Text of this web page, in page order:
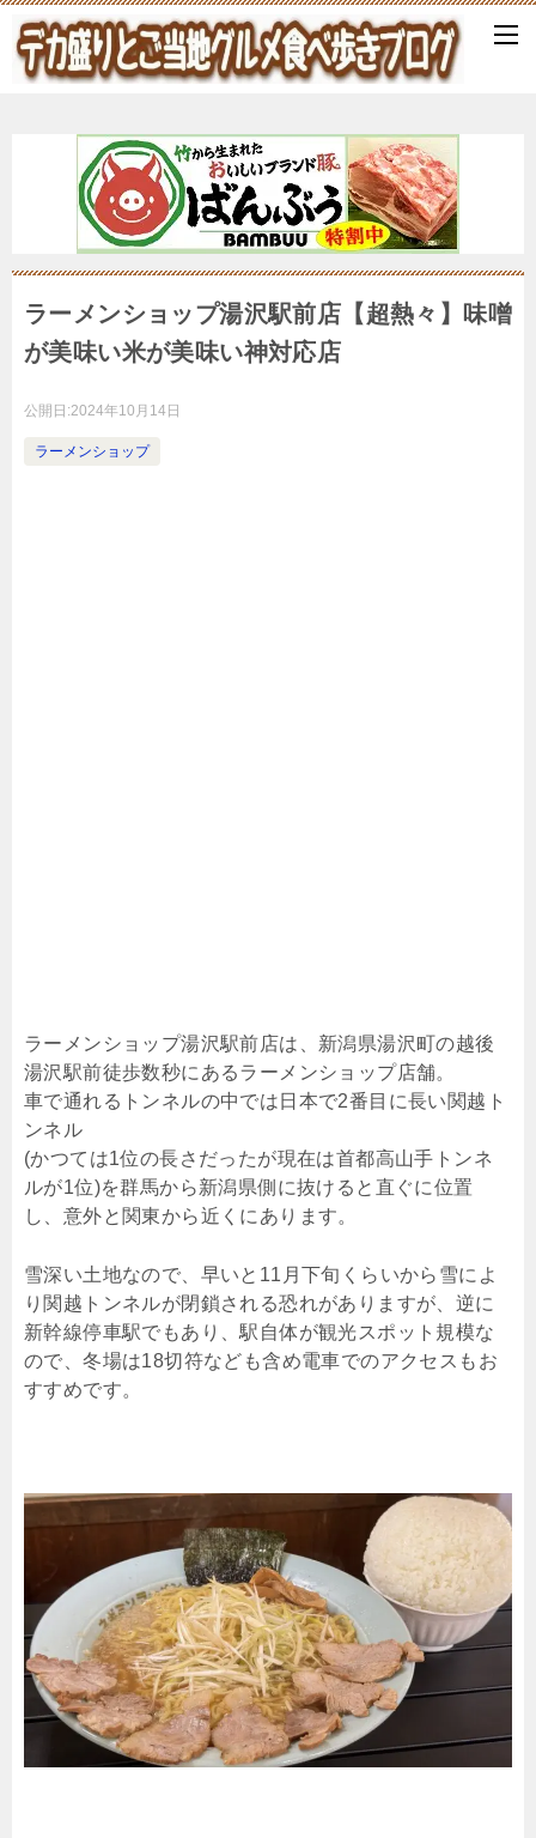
ラーメンショップ湯沢駅前店【超熱々】味噌
が美味い米が美味い神対応店
公開日:2024年10月14日
ラーメンショップ
ラーメンショップ湯沢駅前店は、新潟県湯沢町の越後
湯沢駅前徒歩数秒にあるラーメンショップ店舗。
車で通れるトンネルの中では日本で2番目に長い関越ト
ンネル
(かつては1位の長さだったが現在は首都高山手トンネ
ルが1位)を群馬から新潟県側に抜けると直ぐに位置
し、意外と関東から近くにあります。
雪深い土地なので、早いと11月下旬くらいから雪によ
り関越トンネルが閉鎖される恐れがありますが、逆に
新幹線停車駅でもあり、駅自体が観光スポット規模な
ので、冬場は18切符なども含め電車でのアクセスもお
すすめです。